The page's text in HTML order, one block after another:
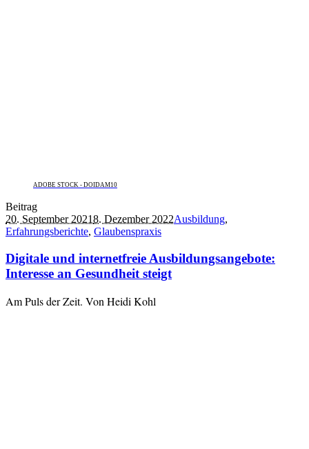
ADOBE STOCK - DOIDAM10
Beitrag
20. September 20218. Dezember 2022Ausbildung,
Erfahrungsberichte, Glaubenspraxis
Digitale und internetfreie Ausbildungsangebote:
Interesse an Gesundheit steigt
Am Puls der Zeit. Von Heidi Kohl